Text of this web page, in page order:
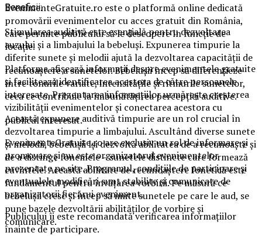
Beneficii:
Stimularea auditivă este esențială pentru dezvoltarea
auzului și a limbajului la bebeluși. Expunerea timpurie la
diferite sunete și melodii ajută la dezvoltarea capacității de
recunoaștere a sunetelor. Bebelușii încep să diferențieze
între tonurile variate, intensitățile și ritmurile sunetelor,
ceea ce contribuie la îmbunătățirea percepției auditive.
Această expunere auditivă timpurie are un rol crucial în
dezvoltarea timpurie a limbajului. Ascultând diverse sunete
și melodii, bebelușii își dezvoltă abilitatea de a recunoaște și
de a distinge fonemele – sunetele distincte care formează
cuvintele. Această abilitate de recunoaștere fonetică este
fundamentul pentru învățarea vorbirii. Pe măsură ce
bebelușii cresc și încep să imite sunetele pe care le aud, se
pune bazele dezvoltării abilităților de vorbire și
comunicare.
EvenimenteGratuite.ro este o platformă online dedicată
promovării evenimentelor cu acces gratuit din România,
care permite publicului să le descopere în funcție de
locație.
Platforma afișează informații despre evenimentele gratuite
și facilitează identificarea acestora de către persoanele
interesate. Prezentarea informațiilor urmărește creșterea
vizibilității evenimentelor și conectarea acestora cu
publicul interesat.
EvenimenteGratuite.ro are exclusiv un rol de informare și
promovare și nu este organizatorul evenimentelor
prezentate pe site. Programul, condițiile de participare și
eventualele modificări sunt stabilite și comunicate de
organizatorii fiecărui eveniment.
Publicului îi este recomandată verificarea informațiilor
înainte de participare.